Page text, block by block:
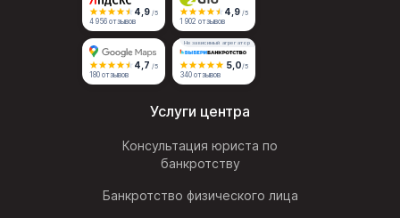
4,9 /5
4 956 отзывов
4,9 /5
1 902 отзывов
4,7 /5
180 отзывов
Независимый агрегатор
5,0/5
340 отзывов
Услуги центра
Консультация юриста по
банкротству
Банкротство физического лица